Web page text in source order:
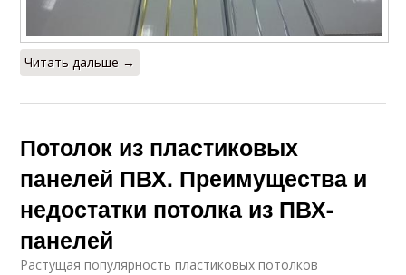
Читать дальше →
Потолок из пластиковых
панелей ПВХ. Преимущества и
недостатки потолка из ПВХ-
панелей
Растущая популярность пластиковых потолков